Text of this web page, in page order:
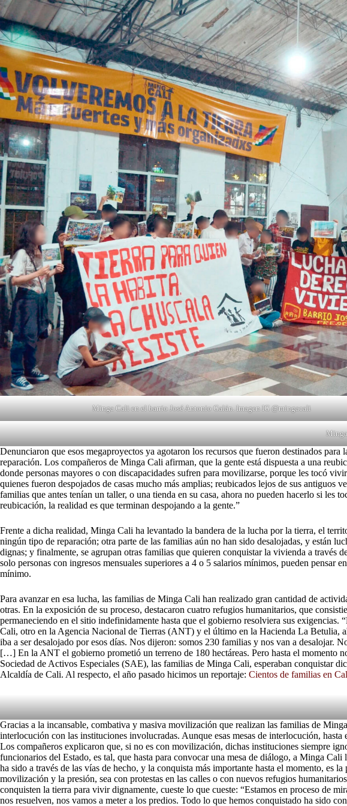
Minga Cali en el barrio José Antonio Galán. Imagen IG @mingacali
Denunciaron que esos megaproyectos ya agotaron los recursos que fueron destinados
reparación. Los compañeros de Minga Cali afirman, que la gente está dispuesta a una
donde personas mayores o con discapacidades sufren para movilizarse, porque les tocó
quienes fueron despojados de casas mucho más amplias; reubicados lejos de sus
familias que antes tenían un taller, o una tienda en su casa, ahora no pueden hacerlo si
reubicación, la realidad es que terminan despojando a la gente.”
Frente a dicha realidad, Minga Cali ha levantado la bandera de la lucha por la tierra, el
ningún tipo de reparación; otra parte de las familias aún no han sido desalojadas, y están
dignas; y finalmente, se agrupan otras familias que quieren conquistar la vivienda a través
solo personas con ingresos mensuales superiores a 4 o 5 salarios mínimos, pueden
mínimo.
Para avanzar en esa lucha, las familias de Minga Cali han realizado gran cantidad de
otras. En la exposición de su proceso, destacaron cuatro refugios humanitarios, que
permaneciendo en el sitio indefinidamente hasta que el gobierno resolviera sus
Cali, otro en la Agencia Nacional de Tierras (ANT) y el último en la Hacienda La
iba a ser desalojado por esos días. Nos dijeron: somos 230 familias y nos van a desalojar.
[…] En la ANT el gobierno prometió un terreno de 180 hectáreas. Pero hasta el momento
Sociedad de Activos Especiales (SAE), las familias de Minga Cali, esperaban conquistar
Alcaldía de Cali. Al respecto, el año pasado hicimos un reportaje: Cientos de familias en
Gracias a la incansable, combativa y masiva movilización que realizan las familias de
interlocución con las instituciones involucradas. Aunque esas mesas de interlocución,
Los compañeros explicaron que, si no es con movilización, dichas instituciones siempre
funcionarios del Estado, es tal, que hasta para convocar una mesa de diálogo, a Minga
ha sido a través de las vías de hecho, y la conquista más importante hasta el momento, es
movilización y la presión, sea con protestas en las calles o con nuevos refugios
conquisten la tierra para vivir dignamente, cueste lo que cueste: “Estamos en proceso
nos resuelven, nos vamos a meter a los predios. Todo lo que hemos conquistado ha sido